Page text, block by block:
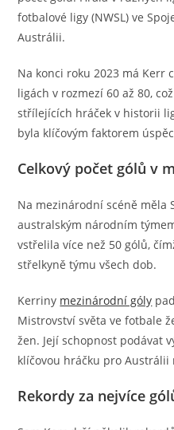
fotbalové ligy (NWSL) ve
Austrálii.
Na konci roku 2023 má Kerr
ligách v rozmezí 60 až 80,
střílejících hráček v historii
byla klíčovým faktorem
Celkový počet gólů v
Na mezinárodní scéně měla
australským národním
vstřelila více než 50 gólů,
střelkyně týmu všech dob.
Kerriny mezinárodní góly
Mistrovství světa ve fotbale
žen. Její schopnost podávat
klíčovou hráčku pro
Rekordy za nejvíce